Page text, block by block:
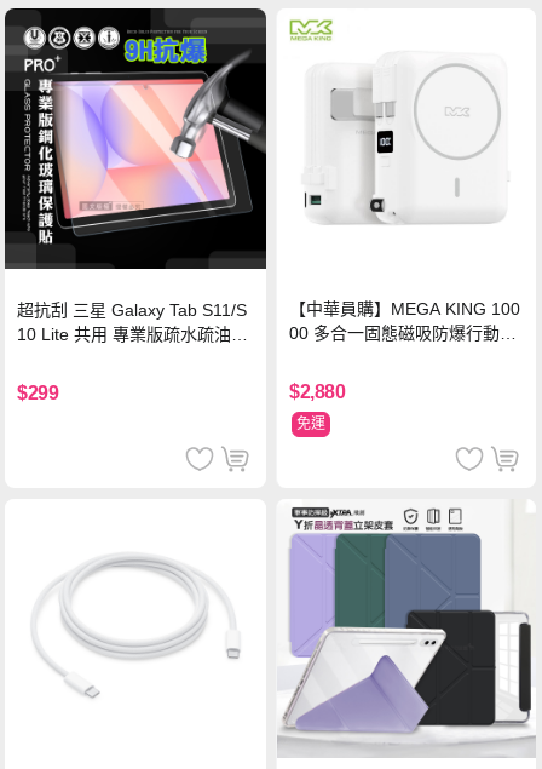
超抗刮 三星 Galaxy Tab S11/S
10 Lite 共用 專業版疏水疏油9H
$299
【中華員購】MEGA KING 100
00 多合一固態磁吸防爆行動電
$2,880
免運